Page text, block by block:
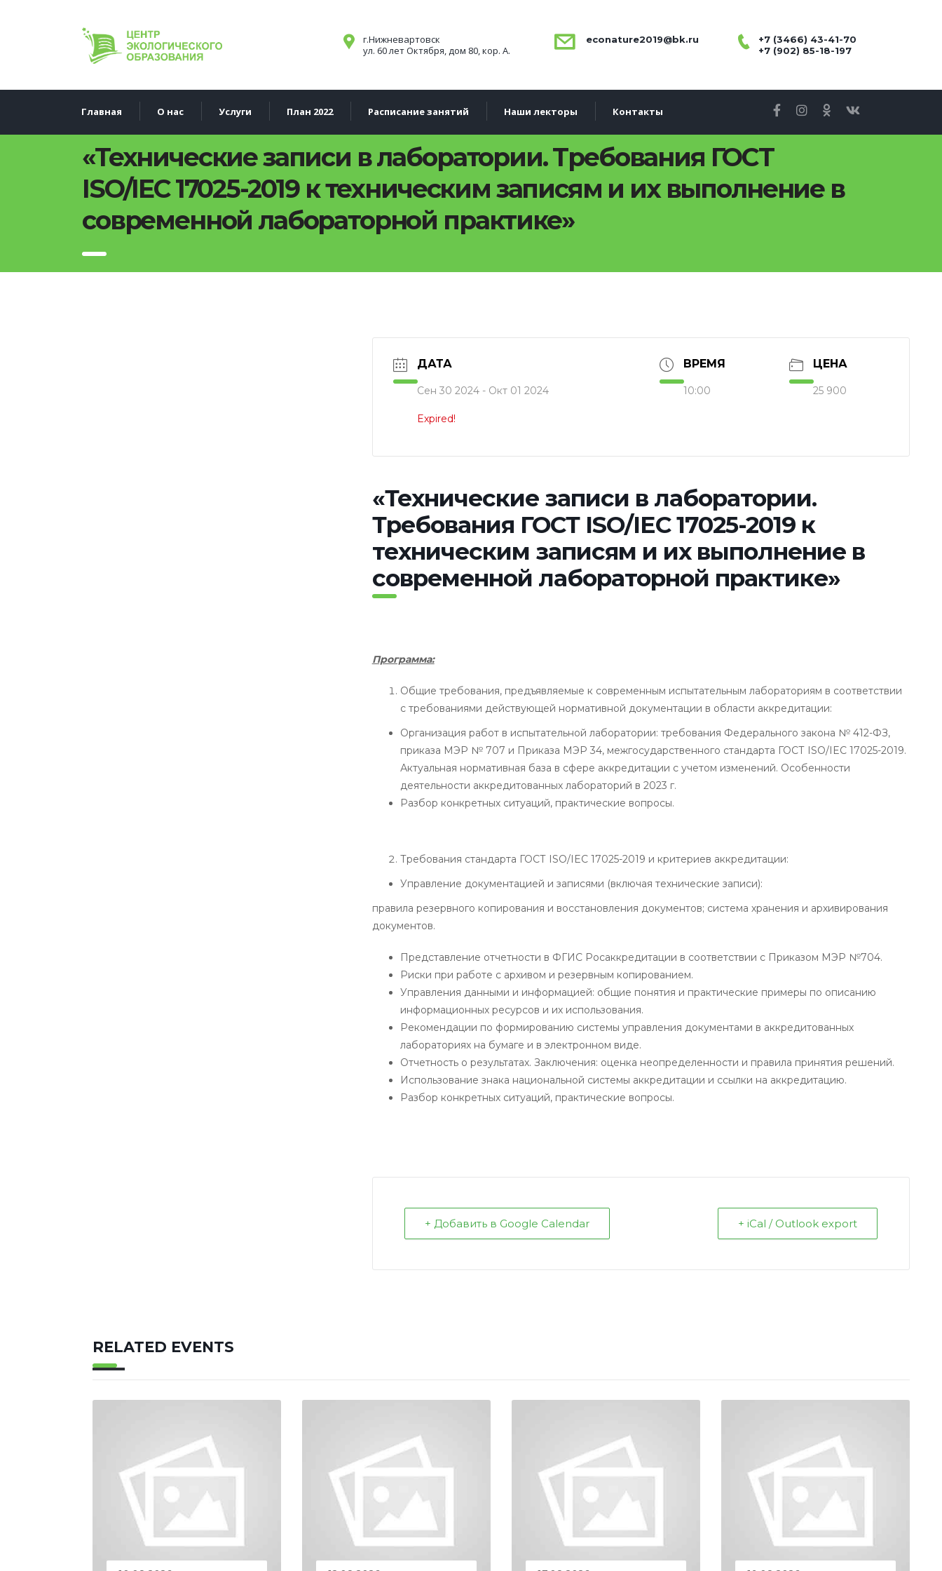
+7 (3466) 43-41-70
+7 (902) 85-18-197
econature2019@bk.ru
г.Нижневартовск
ул. 60 лет Октября, дом 80, кор. А.
Главная О нас Услуги План 2022 Расписание занятий Наши лекторы Контакты
«Технические записи в лаборатории. Требования ГОСТ
ISO/IEC 17025-2019 к техническим записям и их выполнение в
современной лабораторной практике»
ДАТА
Сен 30 2024- Окт 01 2024
Expired!
ВРЕМЯ
10:00
ЦЕНА
25 900
«Технические записи в лаборатории.
Требования ГОСТ ISO/IEC 17025-2019 к
техническим записям и их выполнение в
современной лабораторной практике»
Программа:
Общие требования, предъявляемые к современным испытательным лабораториям в соответствии
с требованиями действующей нормативной документации в области аккредитации:
Организация работ в испытательной лаборатории: требования Федерального закона № 412-ФЗ,
приказа МЭР № 707 и Приказа МЭР 34, межгосударственного стандарта ГОСТ ISO/IEC 17025-2019.
Актуальная нормативная база в сфере аккредитации с учетом изменений. Особенности
деятельности аккредитованных лабораторий в 2023 г.
Разбор конкретных ситуаций, практические вопросы.
Требования стандарта ГОСТ ISO/IEC 17025-2019 и критериев аккредитации:
Управление документацией и записями (включая технические записи):
правила резервного копирования и восстановления документов; система хранения и архивирования
документов.
Представление отчетности в ФГИС Росаккредитации в соответствии с Приказом МЭР №704.
Риски при работе с архивом и резервным копированием.
Управления данными и информацией: общие понятия и практические примеры по описанию
информационных ресурсов и их использования.
Рекомендации по формированию системы управления документами в аккредитованных
лабораториях на бумаге и в электронном виде.
Отчетность о результатах. Заключения: оценка неопределенности и правила принятия решений.
Использование знака национальной системы аккредитации и ссылки на аккредитацию.
Разбор конкретных ситуаций, практические вопросы.
+ Добавить в Google Calendar + iCal / Outlook export
RELATED EVENTS